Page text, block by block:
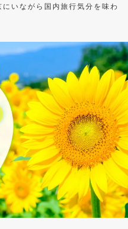
いながら国内旅行気分を味わ